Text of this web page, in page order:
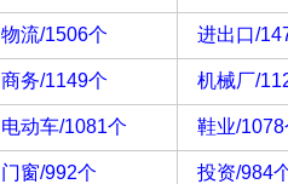
物流/1506个 进出口/
商务/1149个 机械厂/
电动车/1081个 鞋业/1078
门窗/992个 投资/984